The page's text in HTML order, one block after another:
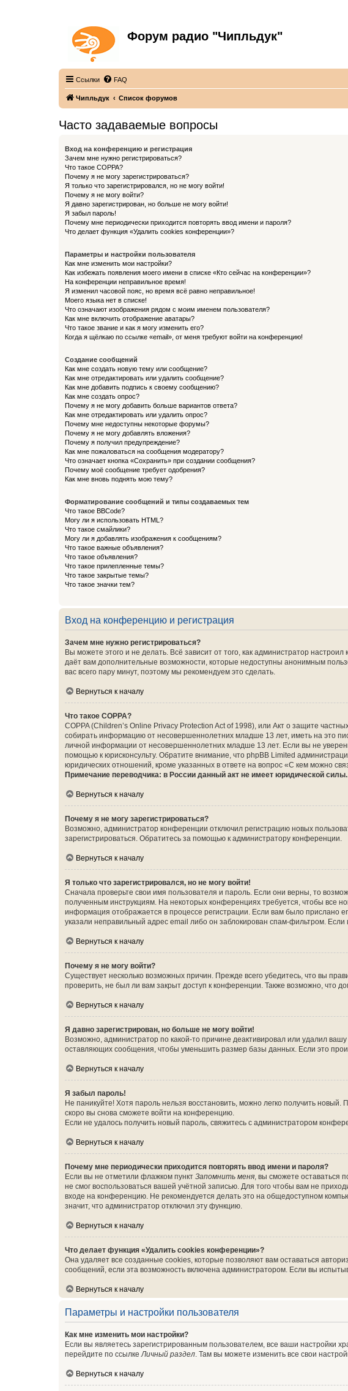
Форум радио "Чипльдук"
Ссылки FAQ
Чипльдук Список форумов
Часто задаваемые вопросы
Вход на конференцию и регистрация
Зачем мне нужно регистрироваться?
Что такое COPPA?
Почему я не могу зарегистрироваться?
Я только что зарегистрировался, но не могу войти!
Почему я не могу войти?
Я давно зарегистрирован, но больше не могу войти!
Я забыл пароль!
Почему мне периодически приходится повторять ввод имени и пароля?
Что делает функция «Удалить cookies конференции»?
Параметры и настройки пользователя
Как мне изменить мои настройки?
Как избежать появления моего имени в списке «Кто сейчас на конференции»?
На конференции неправильное время!
Я изменил часовой пояс, но время всё равно неправильное!
Моего языка нет в списке!
Что означают изображения рядом с моим именем пользователя?
Как мне включить отображение аватары?
Что такое звание и как я могу изменить его?
Когда я щёлкаю по ссылке «email», от меня требуют войти на конференцию!
Создание сообщений
Как мне создать новую тему или сообщение?
Как мне отредактировать или удалить сообщение?
Как мне добавить подпись к своему сообщению?
Как мне создать опрос?
Почему я не могу добавить больше вариантов ответа?
Как мне отредактировать или удалить опрос?
Почему мне недоступны некоторые форумы?
Почему я не могу добавлять вложения?
Почему я получил предупреждение?
Как мне пожаловаться на сообщения модератору?
Что означает кнопка «Сохранить» при создании сообщения?
Почему моё сообщение требует одобрения?
Как мне вновь поднять мою тему?
Форматирование сообщений и типы создаваемых тем
Что такое BBCode?
Могу ли я использовать HTML?
Что такое смайлики?
Могу ли я добавлять изображения к сообщениям?
Что такое важные объявления?
Что такое объявления?
Что такое прилепленные темы?
Что такое закрытые темы?
Что такое значки тем?
Вход на конференцию и регистрация
Зачем мне нужно регистрироваться?
Вы можете этого и не делать. Всё зависит от того, как администратор
даёт вам дополнительные возможности, которые недоступны анонимным
вас всего пару минут, поэтому мы рекомендуем это сделать.
Вернуться к началу
Что такое COPPA?
COPPA (Children’s Online Privacy Protection Act of 1998), или Акт о защите
собирать информацию от несовершеннолетних младше 13 лет, иметь на это
личной информации от несовершеннолетних младше 13 лет. Если вы не
помощью к юрисконсульту. Обратите внимание, что phpBB Limited
юридических отношений, кроме указанных в ответе на вопрос «С кем можно
Примечание переводчика: в России данный акт не имеет юридической силы.
Вернуться к началу
Почему я не могу зарегистрироваться?
Возможно, администратор конференции отключил регистрацию новых
зарегистрироваться. Обратитесь за помощью к администратору конференции.
Вернуться к началу
Я только что зарегистрировался, но не могу войти!
Сначала проверьте свои имя пользователя и пароль. Если они верны, то
полученным инструкциям. На некоторых конференциях требуется, чтобы все
информация отображается в процессе регистрации. Если вам было прислано
указали неправильный адрес email либо он заблокирован спам-фильтром.
Вернуться к началу
Почему я не могу войти?
Существует несколько возможных причин. Прежде всего убедитесь, что вы
проверить, не был ли вам закрыт доступ к конференции. Также возможно, что
Вернуться к началу
Я давно зарегистрирован, но больше не могу войти!
Возможно, администратор по какой-то причине деактивировал или удалил
оставляющих сообщения, чтобы уменьшить размер базы данных. Если это
Вернуться к началу
Я забыл пароль!
Не паникуйте! Хотя пароль нельзя восстановить, можно легко получить
скоро вы снова сможете войти на конференцию.
Если не удалось получить новый пароль, свяжитесь с администратором
Вернуться к началу
Почему мне периодически приходится повторять ввод имени и пароля?
Если вы не отметили флажком пункт Запомнить меня, вы сможете оставаться
не смог воспользоваться вашей учётной записью. Для того чтобы вам не
входе на конференцию. Не рекомендуется делать это на общедоступном
значит, что администратор отключил эту функцию.
Вернуться к началу
Что делает функция «Удалить cookies конференции»?
Она удаляет все созданные cookies, которые позволяют вам оставаться
сообщений, если эта возможность включена администратором. Если вы
Вернуться к началу
Параметры и настройки пользователя
Как мне изменить мои настройки?
Если вы являетесь зарегистрированным пользователем, все ваши настройки
перейдите по ссылкеЛичный раздел. Там вы можете изменить все свои
Вернуться к началу